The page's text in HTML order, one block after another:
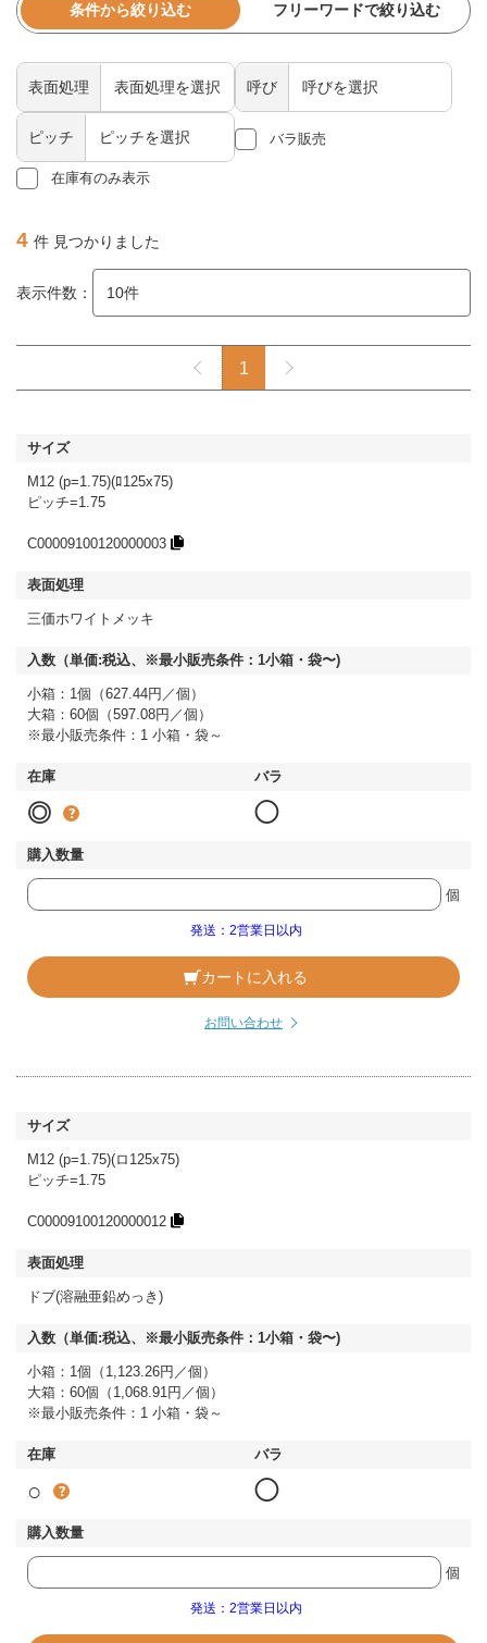
条件から絞り込む フリーワードで絞り込む
表面処理 呼び
ピッチ バラ販売
在庫有のみ表示
4 件 見つかりました
表示件数：
1
M12 (p=1.75)(ﾛ125x75)
ピッチ=1.75
C00009100120000003
三価ホワイトメッキ
小箱：1個（627.44円／個）
大箱：60個（597.08円／個）
※最小販売条件：1 小箱・袋～
◎ ◯
個
発送：2営業日以内
カートに入れる
お問い合わせ
M12 (p=1.75)(ロ125x75)
ピッチ=1.75
C00009100120000012
ドブ(溶融亜鉛めっき)
小箱：1個（1,123.26円／個）
大箱：60個（1,068.91円／個）
※最小販売条件：1 小箱・袋～
○ ◯
個
発送：2営業日以内